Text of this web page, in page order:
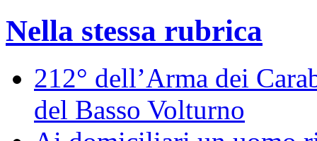
Nella stessa rubrica
212° dell’Arma dei
del Basso Volturno